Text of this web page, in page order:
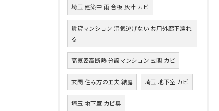
埼玉 建築中 雨 合板 灰汁 カビ
賃貸マンション 湿気逃げない 共用外廊下濡れ
る
高気密高断熱 分譲マンション 玄関 カビ
玄関 住み方の工夫 結露 埼玉 地下室 カビ
埼玉 地下室 カビ臭